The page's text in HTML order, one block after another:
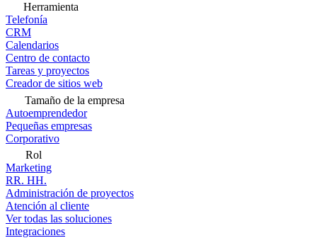
Herramienta
Telefonía
CRM
Calendarios
Centro de contacto
Tareas y proyectos
Creador de sitios web
Tamaño de la empresa
Autoemprendedor
Pequeñas empresas
Corporativo
Rol
Marketing
RR. HH.
Administración de proyectos
Atención al cliente
Ver todas las soluciones
Integraciones